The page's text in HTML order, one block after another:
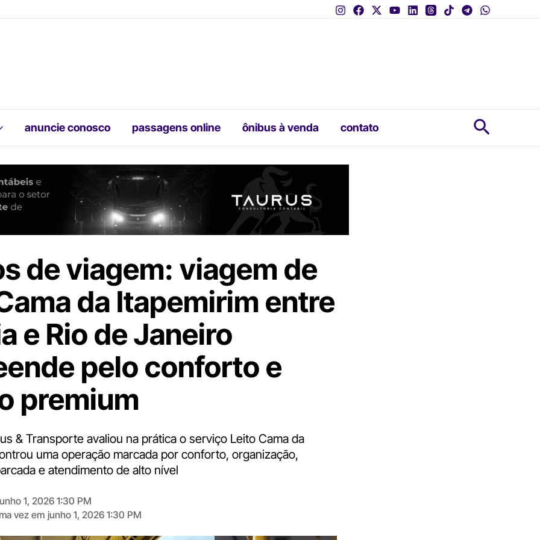
anuncie conosco passagens online ônibus à venda contato
de viagem: viagem de
da Itapemirim entre
e Rio de Janeiro
pelo conforto e
premium
& Transporte avaliou na prática o serviço Leito Cama da
uma operação marcada por conforto, organização,
e atendimento de alto nível
1, 2026 1:30 PM
vez em junho 1, 2026 1:30 PM